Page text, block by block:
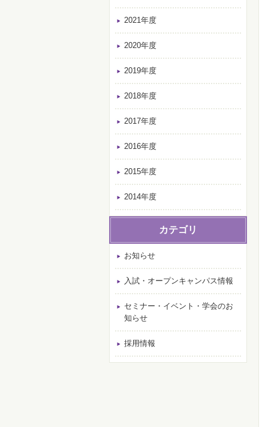
2021年度
2020年度
2019年度
2018年度
2017年度
2016年度
2015年度
2014年度
カテゴリ
お知らせ
入試・オープンキャンパス情報
セミナー・イベント・学会のお
知らせ
採用情報